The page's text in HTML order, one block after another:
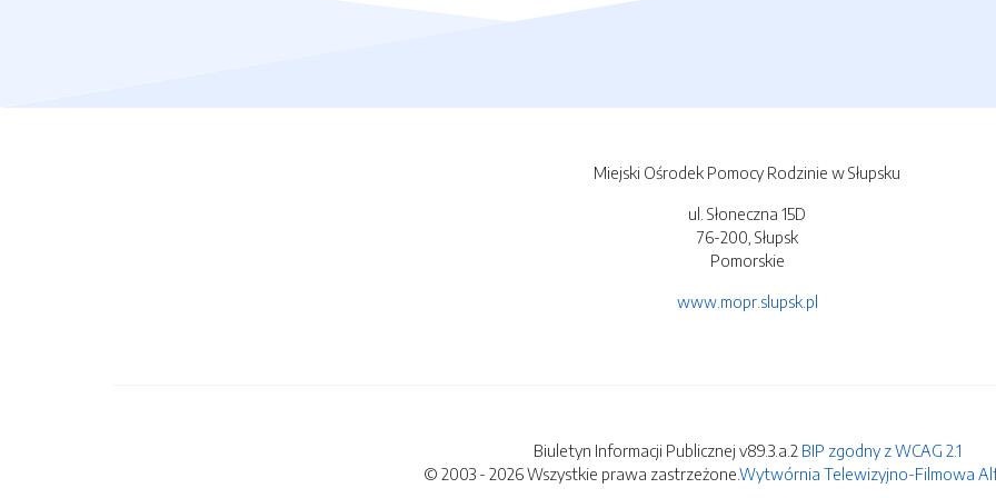
Miejski Ośrodek Pomocy Rodzinie w Słupsku
ul. Słoneczna 15D
76-200, Słupsk
Pomorskie
www.mopr.slupsk.pl
Biuletyn Informacji Publicznej v89.3.a.2 BIP zgodny z WCAG 2.1
© 2003 - 2026 Wszystkie prawa zastrzeżone.Wytwórnia Telewizyjno-Filmowa